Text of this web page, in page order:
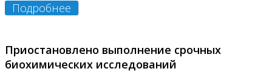
Подробнее
Приостановлено выполнение срочных
биохимических исследований